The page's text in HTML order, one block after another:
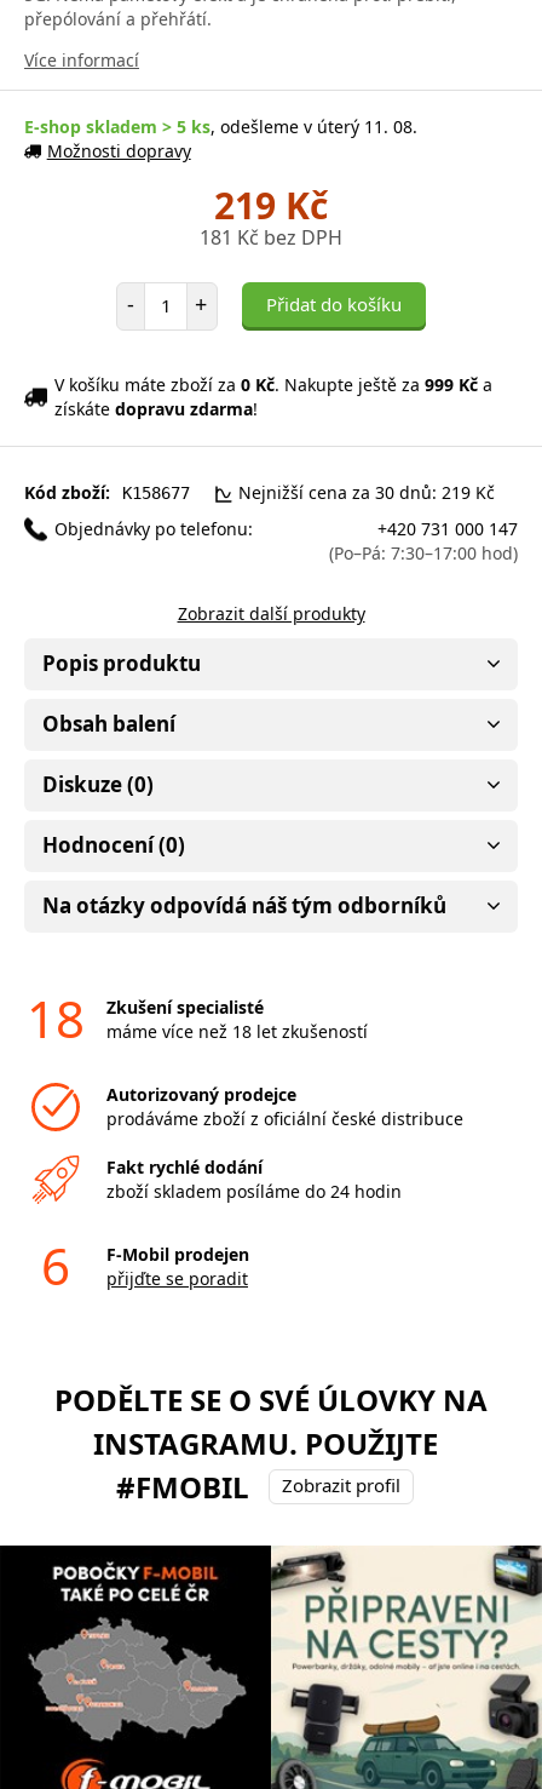
přepólování a přehřátí.
Více informací
E-shop skladem > 5 ks, odešleme v úterý 11. 08.
Možnosti dopravy
219 Kč
181 Kč bez DPH
- Počet položek
+ Přidat do košíku
V košíku máte zboží za 0 Kč. Nakupte ještě za 999 Kč a
získáte dopravu zdarma!
Kód zboží: K158677
Nejnižší cena za 30 dnů: 219 Kč
Objednávky po telefonu:
+420 731 000 147
(Po–Pá: 7:30–17:00 hod)
Zobrazit další produkty
Popis produktu
Obsah balení
Diskuze (0)
Hodnocení (0)
Na otázky odpovídá náš tým odborníků
18
Zkušení specialisté
máme více než 18 let zkušeností
Autorizovaný prodejce
prodáváme zboží z oficiální české distribuce
Fakt rychlé dodání
zboží skladem posíláme do 24 hodin
6
F-Mobil prodejen
přijďte se poradit
PODĚLTE SE O SVÉ ÚLOVKY NA
INSTAGRAMU. POUŽIJTE
#FMOBIL
Zobrazit profil